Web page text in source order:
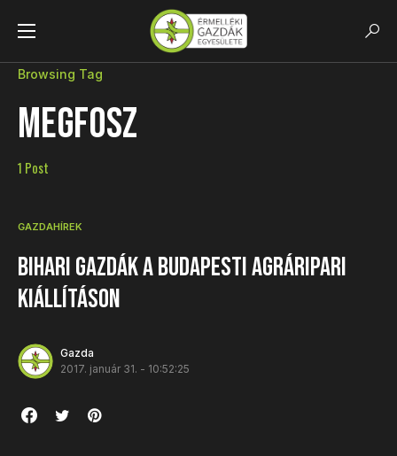
Browsing Tag
MEGFOSZ
1 Post
GAZDAHÍREK
Bihari gazdák a budapesti agráripari
kiállításon
Gazda
2017. január 31. - 10:52:25